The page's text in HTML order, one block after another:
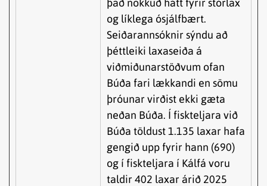
og líklega ósjálfbært.
Seiðarannsóknir sýndu að
þéttleiki laxaseiða á
viðmiðunarstöðvum ofan
Búða fari lækkandi en sömu
þróunar virðist ekki gæta
neðan Búða. Í fiskteljara við
Búða töldust 1.135 laxar hafa
gengið upp fyrir hann (690)
og í fiskteljara í Kálfá voru
taldir 402 laxar árið 2025